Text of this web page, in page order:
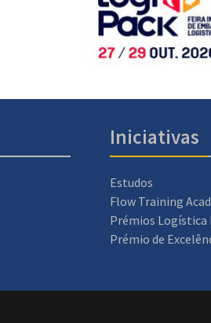
Iniciativas
Estudos
Flow Training
Prémios Logística
Prémio de